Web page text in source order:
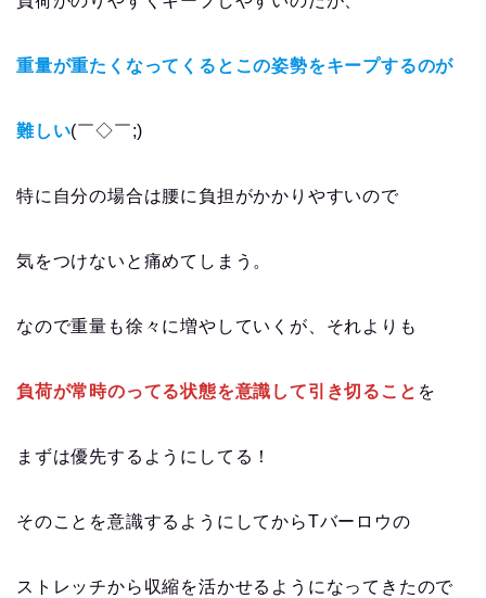
重量が重たくなってくるとこの姿勢をキープするのが
難しい(￣◇￣;)
特に自分の場合は腰に負担がかかりやすいので
気をつけないと痛めてしまう。
なので重量も徐々に増やしていくが、それよりも
負荷が常時のってる状態を意識して引き切ること を
まずは優先するようにしてる！
そのことを意識するようにしてからTバーロウの
ストレッチから収縮を活かせるようになってきたので